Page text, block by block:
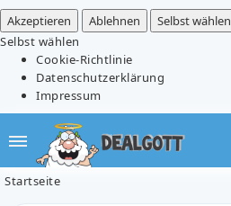
Akzeptieren
Ablehnen Selbst wählen
Selbst wählen
Cookie-Richtlinie
Datenschutzerklärung
Impressum
Startseite